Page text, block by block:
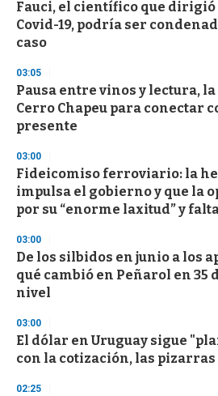
s
e
c
o
d
s
Fauci, el científico que dirigió
Covid-19, podría ser
caso
03:05
Pausa entre vinos y lectura,
Cerro Chapeu para conectar
presente
03:00
Fideicomiso ferroviario: la
impulsa el gobierno y que la
por su “enorme laxitud” y
03:00
De los silbidos en junio a los
qué cambió en Peñarol en 35
nivel
03:00
El dólar en Uruguay sigue
con la cotización, las
02:25